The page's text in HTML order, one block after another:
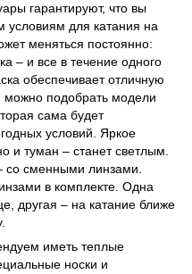
гарантируют, что вы
условиям для катания на
меняться постоянно:
– и все в течение одного
обеспечивает отличную
можно подобрать модели
сама будет
условий. Яркое
и туман – станет светлым.
со сменными линзами.
в комплекте. Одна
другая – на катание ближе
иметь теплые
носки и